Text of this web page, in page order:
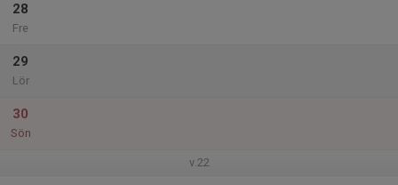
28
Fre
29
Lör
30
Sön
v.22